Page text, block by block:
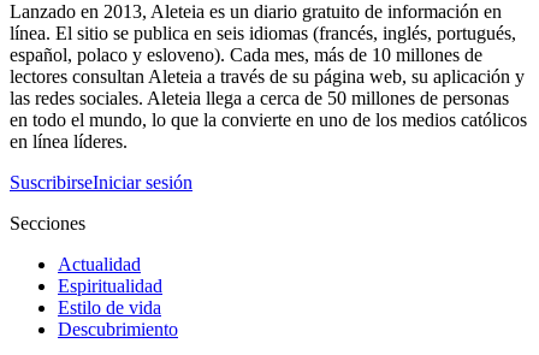
Lanzado en 2013, Aleteia es un diario gratuito de información en
línea. El sitio se publica en seis idiomas (francés, inglés, portugués,
español, polaco y esloveno). Cada mes, más de 10 millones de
lectores consultan Aleteia a través de su página web, su aplicación y
las redes sociales. Aleteia llega a cerca de 50 millones de personas
en todo el mundo, lo que la convierte en uno de los medios católicos
en línea líderes.
SuscribirseIniciar sesión
Secciones
Actualidad
Espiritualidad
Estilo de vida
Descubrimiento